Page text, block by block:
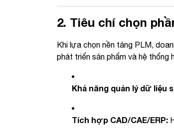
2. Tiêu chí chọn
Khi lựa chọn nền tảng PLM,
phát triển sản phẩm và hệ thống
Khả năng quản lý dữ liệu
Tích hợp CAD/CAE/ERP: